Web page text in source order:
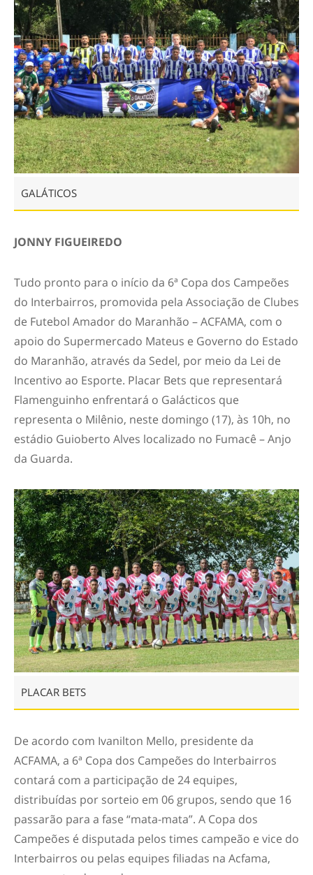
GALÁTICOS
JONNY FIGUEIREDO
Tudo pronto para o início da 6ª Copa dos Campeões
do Interbairros, promovida pela Associação de Clubes
de Futebol Amador do Maranhão – ACFAMA, com o
apoio do Supermercado Mateus e Governo do Estado
do Maranhão, através da Sedel, por meio da Lei de
Incentivo ao Esporte. Placar Bets que representará
Flamenguinho enfrentará o Galácticos que
representa o Milênio, neste domingo (17), às 10h, no
estádio Guioberto Alves localizado no Fumacê – Anjo
da Guarda.
PLACAR BETS
De acordo com Ivanilton Mello, presidente da
ACFAMA, a 6ª Copa dos Campeões do Interbairros
contará com a participação de 24 equipes,
distribuídas por sorteio em 06 grupos, sendo que 16
passarão para a fase “mata-mata”. A Copa dos
Campeões é disputada pelos times campeão e vice do
Interbairros ou pelas equipes filiadas na Acfama,